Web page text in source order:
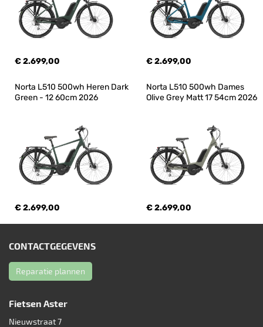
€ 2.699,00 € 2.699,00
Norta L510 500wh Heren Dark
Green - 12 60cm 2026
€ 2.699,00
Norta L510 500wh Dames
Olive Grey Matt 17 54cm 2026
€ 2.699,00
CONTACTGEGEVENS
Reparatie plannen
Fietsen Aster
Nieuwstraat 7